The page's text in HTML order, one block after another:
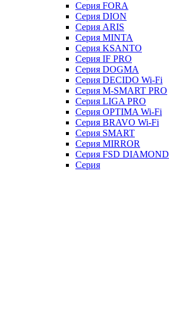
Серия FORA
Серия DION
Серия ARIS
Серия MINTA
Серия KSANTO
Серия IF PRO
Серия DOGMA
Серия DECIDO Wi-Fi
Серия M-SMART PRO
Серия LIGA PRO
Серия OPTIMA Wi-Fi
Серия BRAVO Wi-Fi
Серия SMART
Серия MIRROR
Серия FSD DIAMOND
Серия